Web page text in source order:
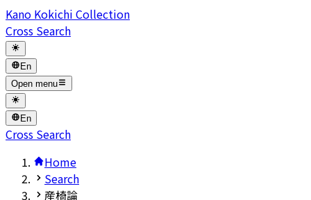
Kano Kokichi Collection
Cross Search
En
Open menu
En
Cross Search
Home
Search
産椅論